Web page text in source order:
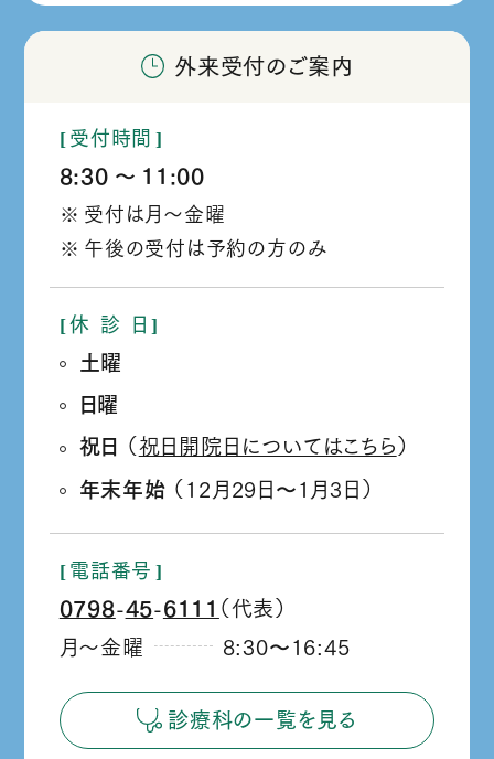
外来受付のご案内
受付時間
8:30
か
ら
11:00
受付は月～金曜
午後の受付は予約の方のみ
休 診 日
土曜
日曜
祝日 （ 祝日開院日についてはこちら ）
年末年始 （12月29日
1月3日）
電話番号
0798
‐
45 6111 （代表）
月～金曜
8:30
16:45
診療科の一覧を見る